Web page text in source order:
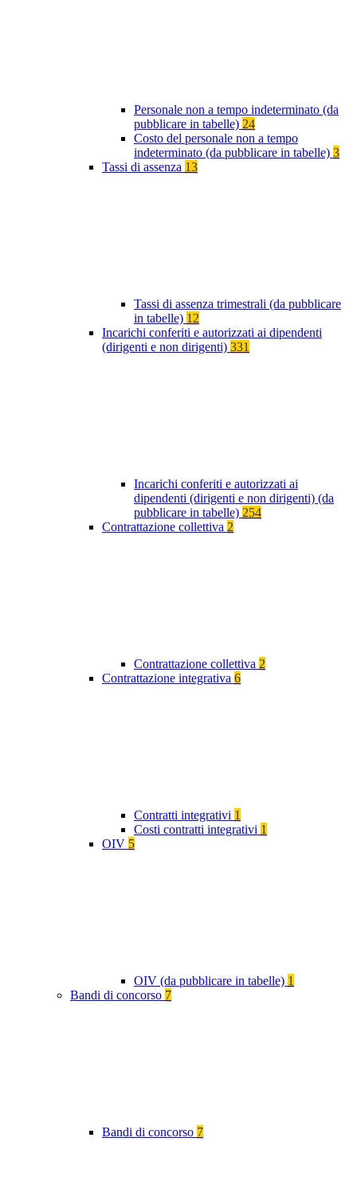
Personale non a tempo indeterminato (da
pubblicare in tabelle) 24
Costo del personale non a tempo
indeterminato (da pubblicare in tabelle) 3
Tassi di assenza 13
Tassi di assenza trimestrali (da pubblicare
in tabelle) 12
Incarichi conferiti e autorizzati ai dipendenti
(dirigenti e non dirigenti) 331
Incarichi conferiti e autorizzati ai
dipendenti (dirigenti e non dirigenti) (da
pubblicare in tabelle) 254
Contrattazione collettiva 2
Contrattazione collettiva 2
Contrattazione integrativa 6
Contratti integrativi 1
Costi contratti integrativi 1
OIV 5
OIV (da pubblicare in tabelle) 1
Bandi di concorso 7
Bandi di concorso 7